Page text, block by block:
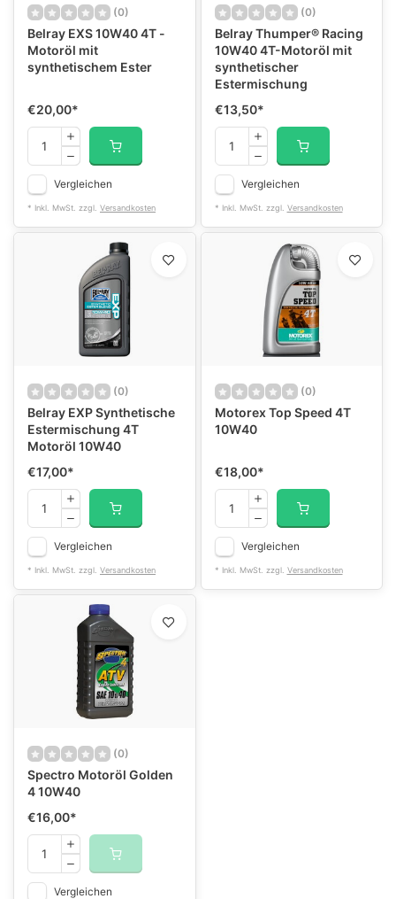
(0)
Belray EXS 10W40 4T -
Motoröl mit
synthetischem Ester
€20,00*
Vergleichen
* Inkl. MwSt. zzgl. Versandkosten
(0)
Belray Thumper® Racing
10W40 4T-Motoröl mit
synthetischer
Estermischung
€13,50*
Vergleichen
* Inkl. MwSt. zzgl. Versandkosten
(0)
Belray EXP Synthetische
Estermischung 4T
Motoröl 10W40
€17,00*
Vergleichen
* Inkl. MwSt. zzgl. Versandkosten
(0)
Motorex Top Speed 4T
10W40
€18,00*
Vergleichen
* Inkl. MwSt. zzgl. Versandkosten
(0)
Spectro Motoröl Golden
4 10W40
€16,00*
Vergleichen